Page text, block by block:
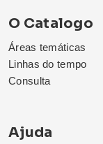
O Catalogo
Áreas temáticas
Linhas do tempo
Consulta
Ajuda